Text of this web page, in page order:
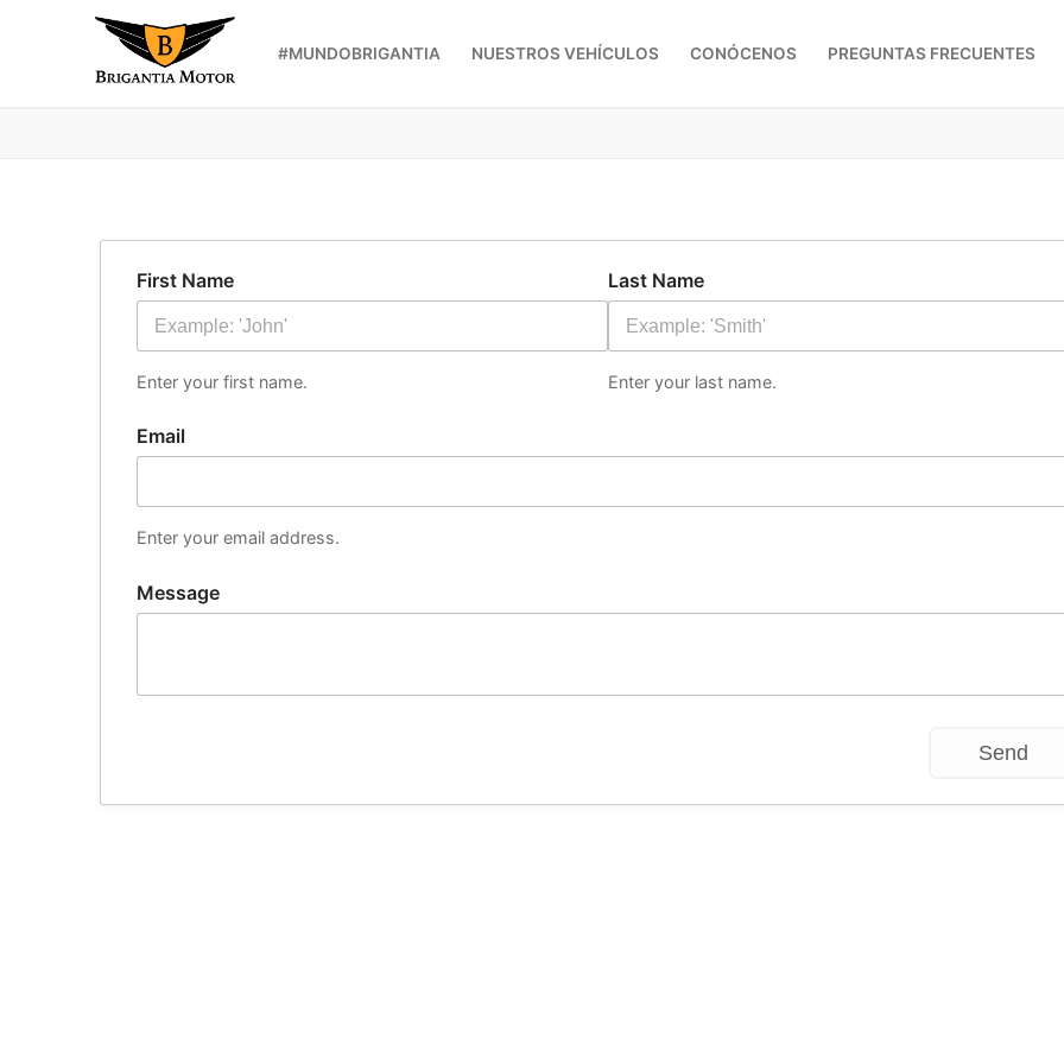
#MUNDOBRIGANTIA NUESTROS VEHÍCULOS CONÓCENOS PREGUNTAS FRECUENTES
First Name
Enter your first name.
Last Name
Enter your last name.
Email
Enter your email address.
Message